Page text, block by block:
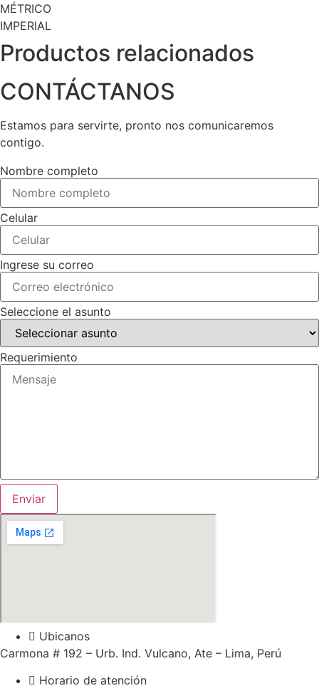
MÉTRICO
IMPERIAL
Productos relacionados
CONTÁCTANOS
Estamos para servirte, pronto nos comunicaremos
contigo.
Nombre completo
Celular
Ingrese su correo
Seleccione el asunto
Requerimiento
Enviar
Ubicanos
Carmona # 192 – Urb. Ind. Vulcano, Ate – Lima, Perú
Horario de atención